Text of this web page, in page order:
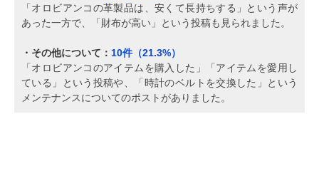
「オロビアンコの革製品は、安くて長持ちする」という声が
あった一方で、「財布が高い」という投稿も見られました。
・その他について： 10件（21.3%）
「オロビアンコのアイテムを購入した」「アイテムを愛用し
ている」という投稿や、「時計のベルトを交換した」という
メンテナンスについてのポストがありました。